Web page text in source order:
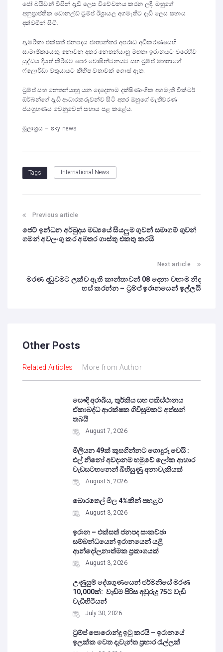
ජෝ බයිඩන් විසින් දැඩි ලෙස විවේචනය කරන ලදී. ඔහුගේ
අනුප්‍රාප්තික ඩොනල්ඩ් ට්‍රම්ප් ඊශ්‍රායල අගමැතිට දැඩි ලෙස සහාය
දක්වමින් සිටී.
ඇමරිකා එක්සත් ජනපදය ජාත්‍යන්තර අපරාධ අධිකරණයෙහි
සාමාජිකයෙකු නොවන අතර නෙතන්යාහු මහතා ඉරානයට එරෙහිව
යුද්ධය දියත් කිරීමට පෙර වොෂින්ටනයට සහ ට්‍රම්ප් මහතාගේ
ෆ්ලොරිඩා වතුයායට කිහිප වතාවක් ගොස් ඇත.
ට්‍රම්ප් සහ නෙතන්යාහු යන දෙදෙනාම දක්ෂිණාංශික අගමැති වික්ටර්
ඕර්බන්ගේ දැඩි ආධාරකරුවන්ව සිටි අතර ඔහුගේ මැතිවරණ
ජයග්‍රහණය වෙනුවෙන් සහාය පළ කළේය.
මූලාශ්‍රය – sky news
Tags International News
Previous article
ජෙට් ඉන්ධන අර්බුදය මධ්‍යයේ සියලුම ගුවන් සමාගම් ගුවන්
ගමන් අවලංගු කර අමතර ගාස්තු එකතු කරයි
Next article
මරණ දඬුවමට ලක්ව ඇති කාන්තාවන් 08 දෙනා වහාම නිද
හස් කරන්න – ට්‍රම්ප් ඉරානයෙන් ඉල්ලයි
Other Posts
Related Articles More from Author
සෞදි අරාබිය, තුර්කිය සහ පකිස්ථානය
ඒකාබද්ධ ආරක්ෂක ගිවිසුමකට අත්සන්
තබයි
August 7, 2026
මිලියන 49ක් කුසගින්නට ගොදුරු වෙයි :
එල් නිනෝ අවදානම හමුවේ ලෝක ආහාර
වැඩසටහනෙන් බිහිසුණු අනාවැකියක්
August 5, 2026
බොරතෙල් මිල 4%කින් පහළට
August 3, 2026
ඉරාන – එක්සත් ජනපද සාකච්ඡා
සම්බන්ධයෙන් ඉරානයෙන් යළි
ආන්දෝලනාත්මක ප්‍රකාශයක්
August 3, 2026
උණුසුම් දේශගුණයෙන් ජර්මනියේ මරණ
10,000ක්: වැඩිම පිරිස අවුරුදු 75ට වැඩි
වැඩිහිටියන්
July 30, 2026
ට්‍රම්ප් පොරොන්දු ඉටු කරයි – ඉරානයේ
ඉලක්ක වෙත දැවැන්ත ප්‍රහාර රැල්ලක්